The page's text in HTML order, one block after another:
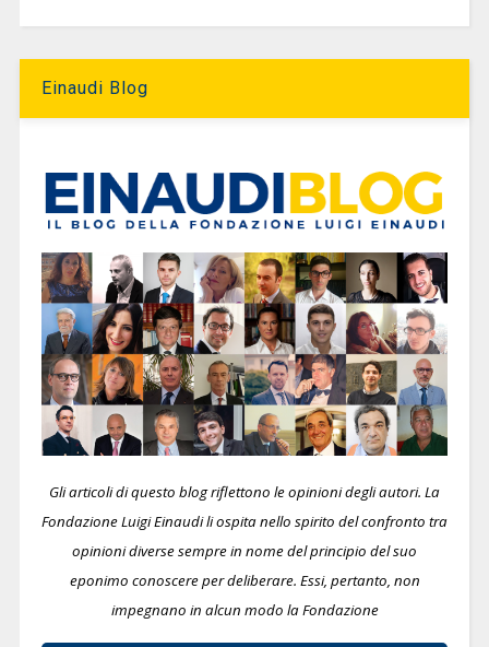
Einaudi Blog
Gli articoli di questo blog riflettono le opinioni degli autori. La
Fondazione Luigi Einaudi li ospita nello spirito del confronto tra
opinioni diverse sempre in nome del principio del suo
eponimo conoscere per deliberare. Essi, pertanto, non
impegnano in alcun modo la Fondazione